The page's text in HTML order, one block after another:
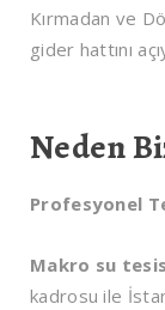
Kırmadan ve
gider hattını
Neden
Profesyonel
Makro su
kadrosu ile